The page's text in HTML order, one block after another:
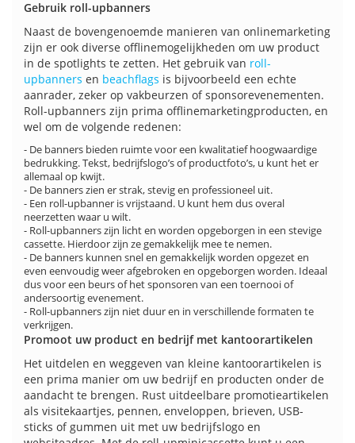
Gebruik roll-upbanners
Naast de bovengenoemde manieren van onlinemarketing
zijn er ook diverse offlinemogelijkheden om uw product
in de spotlights te zetten. Het gebruik van roll-
upbanners en beachflags is bijvoorbeeld een echte
aanrader, zeker op vakbeurzen of sponsorevenementen.
Roll-upbanners zijn prima offlinemarketingproducten, en
wel om de volgende redenen:
- De banners bieden ruimte voor een kwalitatief hoogwaardige
bedrukking. Tekst, bedrijfslogo’s of productfoto’s, u kunt het er
allemaal op kwijt.
- De banners zien er strak, stevig en professioneel uit.
- Een roll-upbanner is vrijstaand. U kunt hem dus overal
neerzetten waar u wilt.
- Roll-upbanners zijn licht en worden opgeborgen in een stevige
cassette. Hierdoor zijn ze gemakkelijk mee te nemen.
- De banners kunnen snel en gemakkelijk worden opgezet en
even eenvoudig weer afgebroken en opgeborgen worden. Ideaal
dus voor een beurs of het sponsoren van een toernooi of
andersoortig evenement.
- Roll-upbanners zijn niet duur en in verschillende formaten te
verkrijgen.
Promoot uw product en bedrijf met kantoorartikelen
Het uitdelen en weggeven van kleine kantoorartikelen is
een prima manier om uw bedrijf en producten onder de
aandacht te brengen. Rust uitdeelbare promotieartikelen
als visitekaartjes, pennen, enveloppen, brieven, USB-
sticks of gummen uit met uw bedrijfslogo en